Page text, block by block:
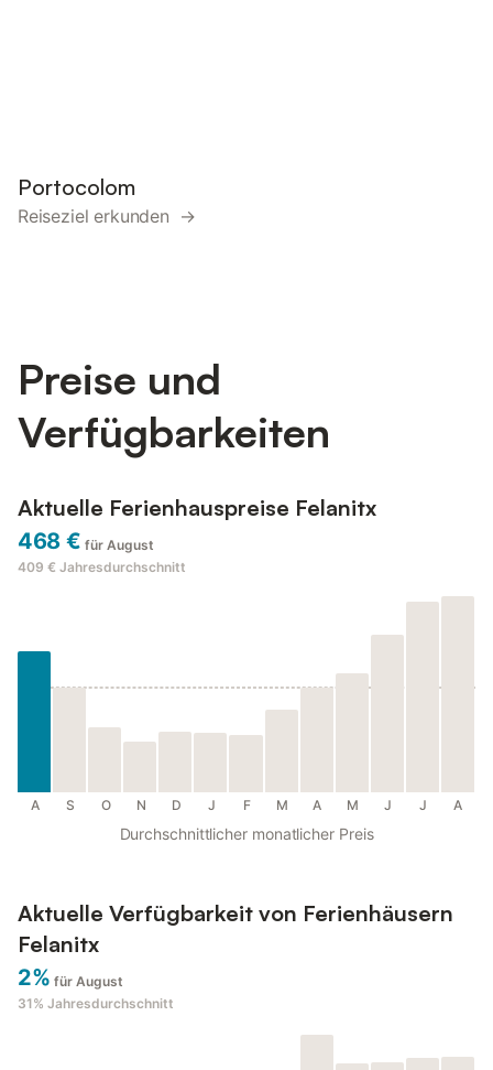
Portocolom
Reiseziel erkunden →
Preise und
Verfügbarkeiten
Aktuelle Ferienhauspreise Felanitx
468 € für August
409 € Jahresdurchschnitt
A S O N D J F M A M J J A
Durchschnittlicher monatlicher Preis
Aktuelle Verfügbarkeit von Ferienhäusern
Felanitx
2% für August
31% Jahresdurchschnitt